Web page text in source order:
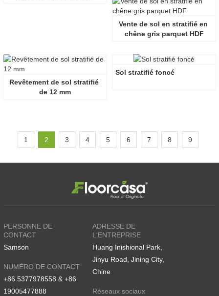
Vente de sol en stratifié en
chêne gris parquet HDF
Revêtement de sol stratifié
de 12 mm
Sol stratifié foncé
1 2 3 4 5 6 7 8 9
PERSONNE DE
CONTACT
Samson
NUMÉRO DE CONTACT
+86 5377978558 & +86
19005477888
ADRESSE DE
L'ENTREPRISE
Huang Inishional Park,
Jinyu Road, Jining City,
Chine
Réseaux sociaux